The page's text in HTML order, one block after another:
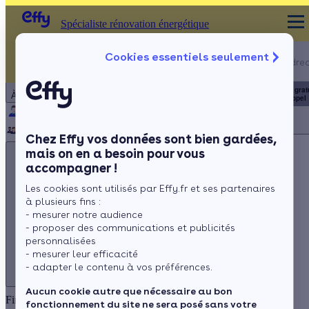
Cookies essentiels seulement
Chez Effy vos données sont bien gardées,
mais on en a besoin pour vous
accompagner !
Les cookies sont utilisés par Effy.fr et ses partenaires
à plusieurs fins :
- mesurer notre audience
- proposer des communications et publicités
personnalisées
- mesurer leur efficacité
- adapter le contenu à vos préférences.
Aucun cookie autre que nécessaire au bon
fonctionnement du site ne sera posé sans votre
À propos
Notre équipe
Rejoignez-nous Presse
Spécialiste rénovation énergétique
Appelez-nous !
du lundi au
Service
+ prix appel
Appelez-nous !
du lundi au vendredi - 8h à 19h
3456
Service gratuit
+ prix appel
Spécialiste rénovation énergétique
Financez vos travaux grâce à l’éco-prêt à taux zéro